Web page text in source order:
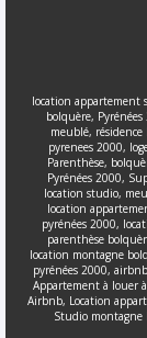
location appartement
bolquère,
meublé,
pyrenees 2000,
Parenthèse,
Pyrénées 2000,
location studio,
location
pyrénées 2000,
parenthèse
location montagne
pyrénées 2000,
Appartement à louer
Airbnb, Location
Studio montagne